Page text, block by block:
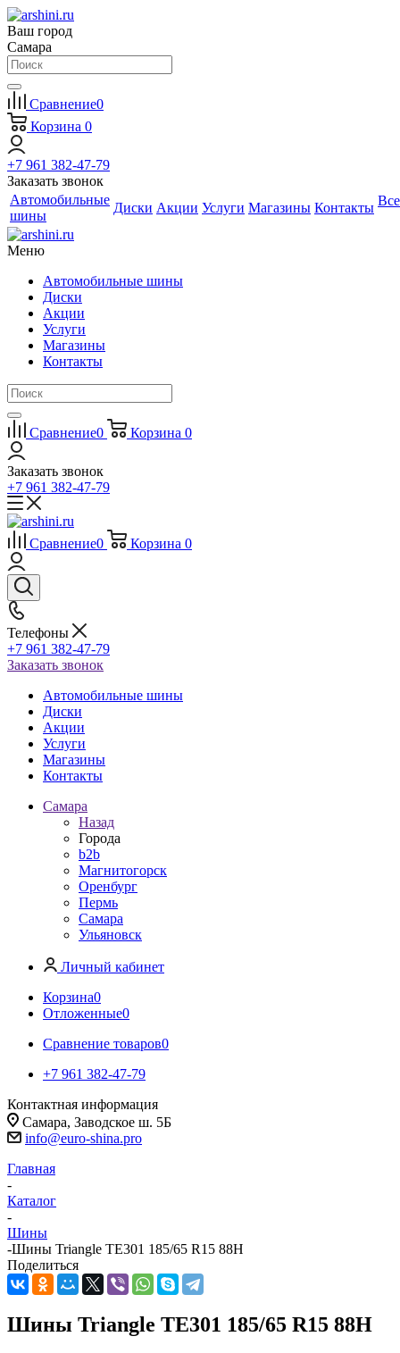
Ваш город
Самара
Сравнение0
Корзина 0
+7 961 382-47-79
Заказать звонок
Автомобильные
шины
Диски Акции Услуги Магазины Контакты Все
Меню
Автомобильные шины
Диски
Акции
Услуги
Магазины
Контакты
Сравнение0 Корзина 0
Заказать звонок
+7 961 382-47-79
Сравнение0 Корзина 0
Телефоны
+7 961 382-47-79
Заказать звонок
Автомобильные шины
Диски
Акции
Услуги
Магазины
Контакты
Самара
Назад
Города
b2b
Магнитогорск
Оренбург
Пермь
Самара
Ульяновск
Личный кабинет
Корзина0
Отложенные0
Сравнение товаров0
+7 961 382-47-79
Контактная информация
Самара, Заводское ш. 5Б
info@euro-shina.pro
Главная
-
Каталог
-
Шины
-Шины Triangle TE301 185/65 R15 88H
Поделиться
Шины Triangle TE301 185/65 R15 88H